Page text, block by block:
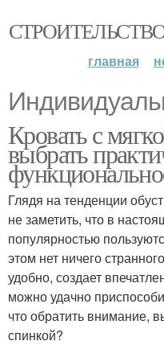
главная
Кровать с
выбрать
Глядя на тенденции
не заметить, что в
популярностью
этом нет ничего
удобно, создает
можно удачно
что обратить внимание,
спинкой?